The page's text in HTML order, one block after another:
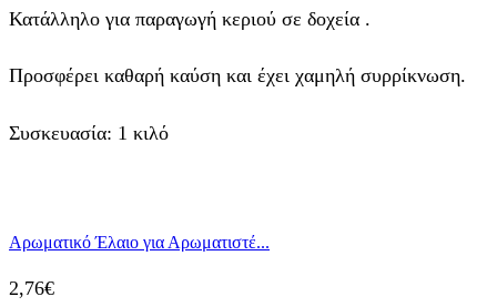
Κατάλληλο για παραγωγή κεριού σε δοχεία .
Προσφέρει καθαρή καύση και έχει χαμηλή συρρίκνωση.
Συσκευασία: 1 κιλό
Αρωματικό Έλαιο για Αρωματιστέ...
2,76€